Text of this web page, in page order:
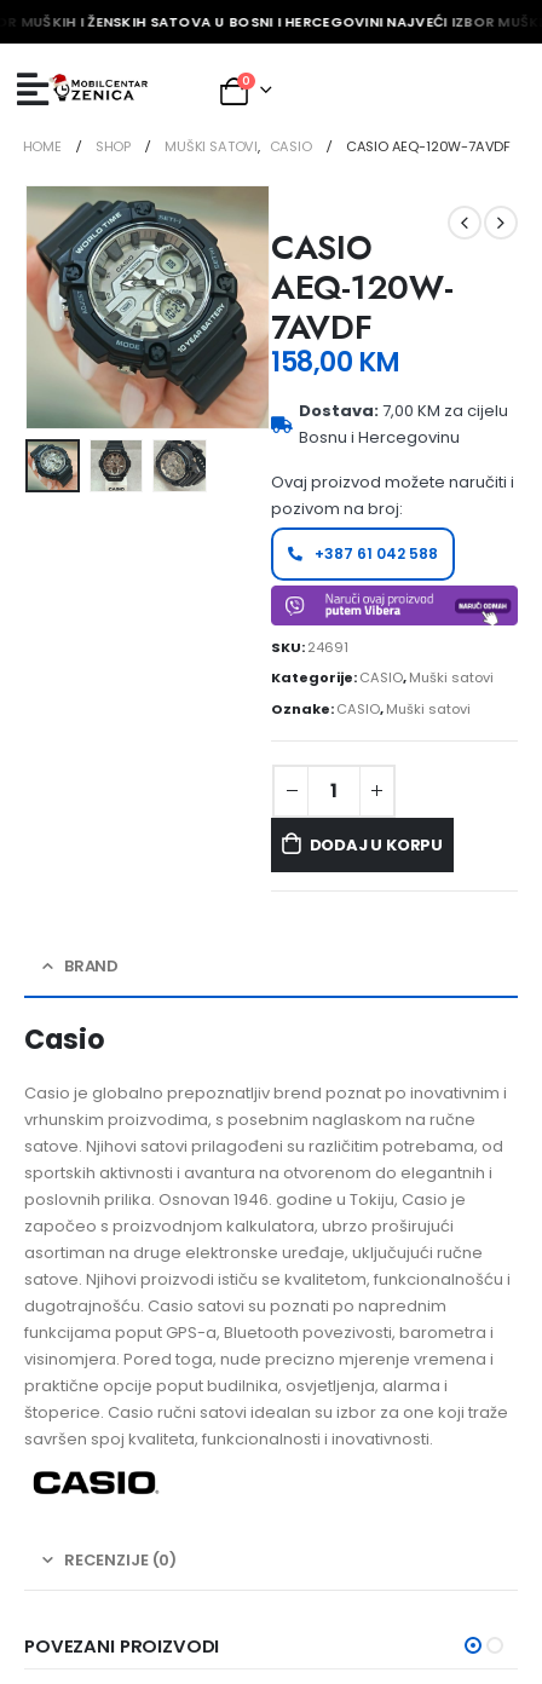
MUŠKIH I ŽENSKIH SATOVA U BOSNI I HERCEGOVINI NAJVEĆI IZBOR
0
HOME SHOP MUŠKI SATOVI, CASIO CASIO AEQ-120W-7AVDF
CASIO
AEQ-120W-
7AVDF
158,00 KM
Dostava:7,00 KM za cijelu
Bosnu i Hercegovinu
Ovaj proizvod možete naručiti i
pozivom na broj:
+387 61 042 588
SKU:24691
Kategorije:CASIO,Muški satovi
Oznake:CASIO,Muški satovi
DODAJ U KORPU
BRAND
Casio
Casio je globalno prepoznatljiv brend poznat po inovativnim i
vrhunskim proizvodima, s posebnim naglaskom na ručne
satove. Njihovi satovi prilagođeni su različitim potrebama, od
sportskih aktivnosti i avantura na otvorenom do elegantnih i
poslovnih prilika. Osnovan 1946. godine u Tokiju, Casio je
započeo s proizvodnjom kalkulatora, ubrzo proširujući
asortiman na druge elektronske uređaje, uključujući ručne
satove. Njihovi proizvodi ističu se kvalitetom, funkcionalnošću i
dugotrajnošću. Casio satovi su poznati po naprednim
funkcijama poput GPS-a, Bluetooth povezivosti, barometra i
visinomjera. Pored toga, nude precizno mjerenje vremena i
praktične opcije poput budilnika, osvjetljenja, alarma i
štoperice. Casio ručni satovi idealan su izbor za one koji traže
savršen spoj kvaliteta, funkcionalnosti i inovativnosti.
RECENZIJE (0)
POVEZANI PROIZVODI